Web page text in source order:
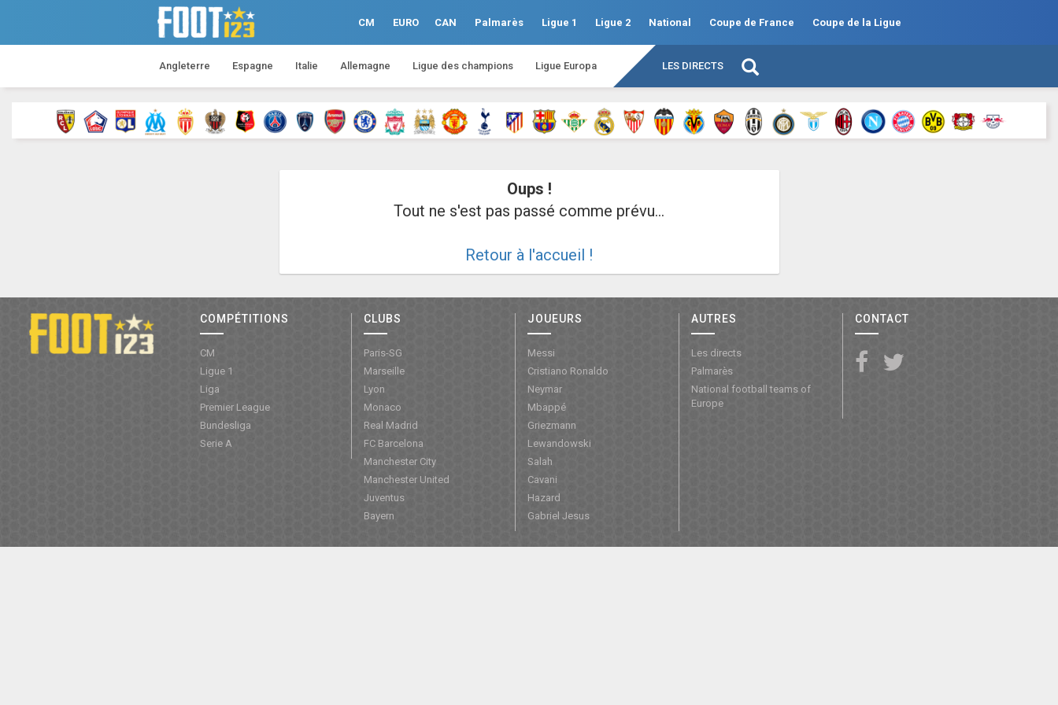
CM EURO CAN Palmarès Ligue 1 Ligue 2 National Coupe de France Coupe de la Ligue
Angleterre Espagne Italie Allemagne Ligue des champions Ligue Europa LES DIRECTS
Oups !
Tout ne s'est pas passé comme prévu...
Retour à l'accueil !
COMPÉTITIONS
CM
Ligue 1
Liga
Premier League
Bundesliga
Serie A
CLUBS
Paris-SG
Marseille
Lyon
Monaco
Real Madrid
FC Barcelona
Manchester City
Manchester United
Juventus
Bayern
JOUEURS
Messi
Cristiano Ronaldo
Neymar
Mbappé
Griezmann
Lewandowski
Salah
Cavani
Hazard
Gabriel Jesus
AUTRES
Les directs
Palmarès
National football teams of
Europe
CONTACT